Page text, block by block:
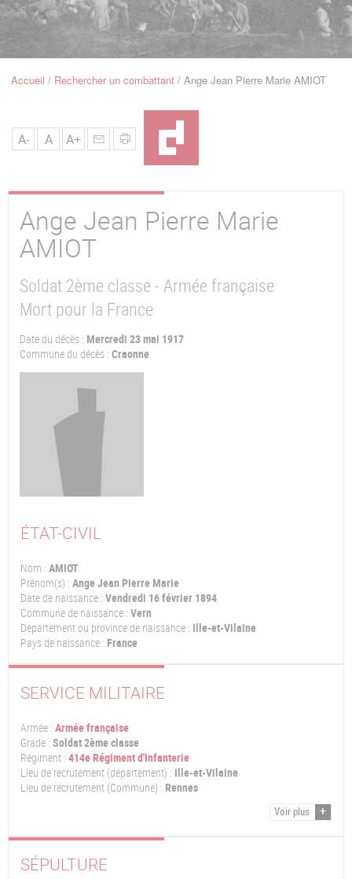
Navigation
FilAccueil Rechercher un combattant Ange Jean Pierre Marie AMIOT
A- A A+
Ange Jean Pierre Marie
AMIOT
Soldat 2ème classe - Armée française
Mort pour la France
Date du décès : Mercredi 23 mai 1917
Commune du décès : Craonne
ÉTAT-CIVIL
Nom : AMIOT
Prénom(s) : Ange Jean Pierre Marie
Date de naissance : Vendredi 16 février 1894
Commune de naissance : Vern
Département ou province de naissance : Ille-et-Vilaine
Pays de naissance : France
SERVICE MILITAIRE
Armée : Armée française
Grade : Soldat 2ème classe
Régiment : 414e Régiment d'Infanterie
Lieu de recrutement (département) : Ille-et-Vilaine
Lieu de recrutement (Commune) : Rennes
Voir plus
SÉPULTURE